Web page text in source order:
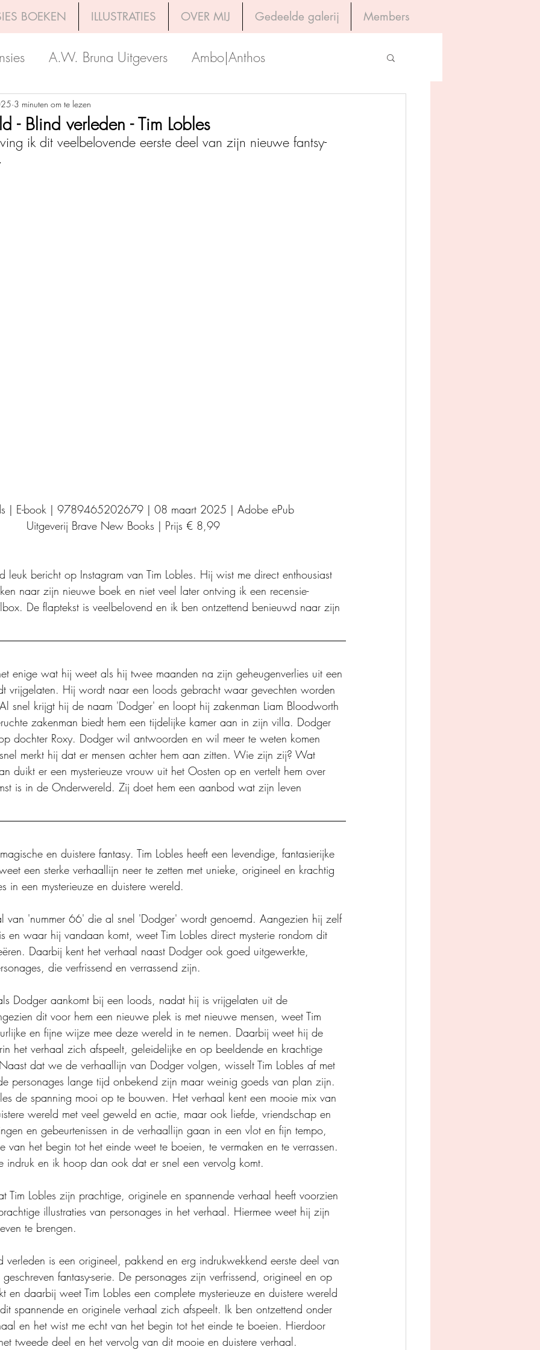
BOEKEN ILLUSTRATIES OVER MIJ Gedeelde galerij Members
A.W. Bruna Uitgevers Ambo|Anthos
Uitgeverij Luitingh-Sijthoff
Godijn Publishing The House of Books
- Blind verleden - Tim Lobles
3 minuten om te lezen
ik dit veelbelovende eerste deel van zijn nieuwe fantsy-
| E-book | 9789465202679 | 08 maart 2025 | Adobe ePub
Uitgeverij Brave New Books | Prijs € 8,99
leuk bericht op Instagram van Tim Lobles. Hij wist me direct enthousiast
naar zijn nieuwe boek en niet veel later ontving ik een recensie-
De flaptekst is veelbelovend en ik ben ontzettend benieuwd naar zijn
enige wat hij weet als hij twee maanden na zijn geheugenverlies uit een
vrijgelaten. Hij wordt naar een loods gebracht waar gevechten worden
snel krijgt hij de naam 'Dodger' en loopt hij zakenman Liam Bloodworth
zakenman biedt hem een tijdelijke kamer aan in zijn villa. Dodger
dochter Roxy. Dodger wil antwoorden en wil meer te weten komen
merkt hij dat er mensen achter hem aan zitten. Wie zijn zij? Wat
duikt er een mysterieuze vrouw uit het Oosten op en vertelt hem over
is in de Onderwereld. Zij doet hem een aanbod wat zijn leven
en duistere fantasy. Tim Lobles heeft een levendige, fantasierijke
een sterke verhaallijn neer te zetten met unieke, origineel en krachtig
in een mysterieuze en duistere wereld.
van 'nummer 66' die al snel 'Dodger' wordt genoemd. Aangezien hij zelf
en waar hij vandaan komt, weet Tim Lobles direct mysterie rondom dit
Daarbij kent het verhaal naast Dodger ook goed uitgewerkte,
die verfrissend en verrassend zijn.
Dodger aankomt bij een loods, nadat hij is vrijgelaten uit de
dit voor hem een nieuwe plek is met nieuwe mensen, weet Tim
en fijne wijze mee deze wereld in te nemen. Daarbij weet hij de
het verhaal zich afspeelt, geleidelijke en op beeldende en krachtige
dat we de verhaallijn van Dodger volgen, wisselt Tim Lobles af met
personages lange tijd onbekend zijn maar weinig goeds van plan zijn.
de spanning mooi op te bouwen. Het verhaal kent een mooie mix van
wereld met veel geweld en actie, maar ook liefde, vriendschap en
en gebeurtenissen in de verhaallijn gaan in een vlot en fijn tempo,
van het begin tot het einde weet te boeien, te vermaken en te verrassen.
indruk en ik hoop dan ook dat er snel een vervolg komt.
Tim Lobles zijn prachtige, originele en spannende verhaal heeft voorzien
illustraties van personages in het verhaal. Hiermee weet hij zijn
te brengen.
verleden is een origineel, pakkend en erg indrukwekkend eerste deel van
fantasy-serie. De personages zijn verfrissend, origineel en op
en daarbij weet Tim Lobles een complete mysterieuze en duistere wereld
spannende en originele verhaal zich afspeelt. Ik ben ontzettend onder
en het wist me echt van het begin tot het einde te boeien. Hierdoor
tweede deel en het vervolg van dit mooie en duistere verhaal.